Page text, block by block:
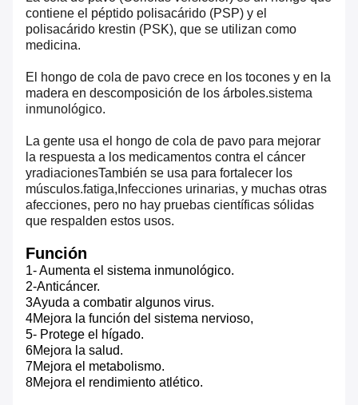
contiene el péptido polisacárido (PSP) y el
polisacárido krestin (PSK), que se utilizan como
medicina.
El hongo de cola de pavo crece en los tocones y en la
madera en descomposición de los árboles.sistema
inmunológico.
La gente usa el hongo de cola de pavo para mejorar
la respuesta a los medicamentos contra el cáncer
yradiacionesTambién se usa para fortalecer los
músculos.fatiga, Infecciones urinarias, y muchas otras
afecciones, pero no hay pruebas científicas sólidas
que respalden estos usos.
Función
1- Aumenta el sistema inmunológico.
2-Anticáncer.
3Ayuda a combatir algunos virus.
4Mejora la función del sistema nervioso,
5- Protege el hígado.
6Mejora la salud.
7Mejora el metabolismo.
8Mejora el rendimiento atlético.